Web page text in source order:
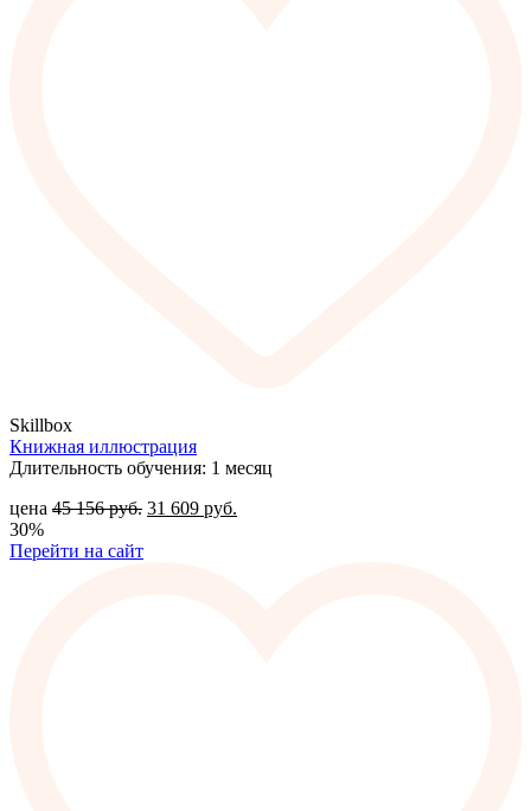
Skillbox
Книжная иллюстрация
Длительность обучения: 1 месяц
цена 45 156руб. 31 609 руб.
30%
Перейти на сайт